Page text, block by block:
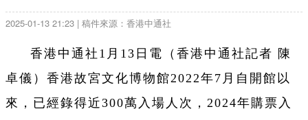
2025-01-13 21:23 | 稿件來源：香港中通社
香港中通社1月13日電（香港中通社記者 陳
卓儀）香港故宮文化博物館2022年7月自開館以
來，已經錄得近300萬入場人次，2024年購票入